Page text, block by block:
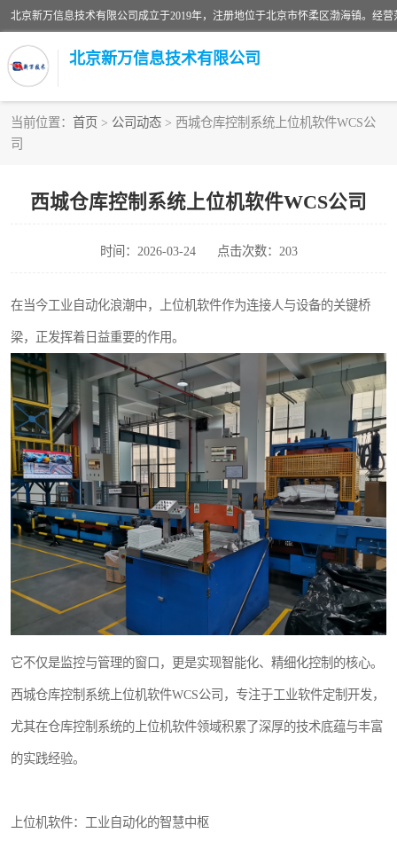
北京新万信息技术有限公司
当前位置： 首页 > 公司动态 > 西城仓库控制系统上位机软件WCS公
司
西城仓库控制系统上位机软件WCS公司
时间：2026-03-24 点击次数：203
在当今工业自动化浪潮中，上位机软件作为连接人与设备的关键桥
梁，正发挥着日益重要的作用。
它不仅是监控与管理的窗口，更是实现智能化、精细化控制的核心。
西城仓库控制系统上位机软件WCS公司，专注于工业软件定制开发，
尤其在仓库控制系统的上位机软件领域积累了深厚的技术底蕴与丰富
的实践经验。
上位机软件：工业自动化的智慧中枢
usb上位机控制程序
数据采集软件
物流立库控制上位机软件
PDA手持终端WinCE上位机软件
WMS和WCS二合一
串口上位机软件
运动控制上位机软件
物流线调度控制软件
PLC上位机软件
WCS仓储物流上位机软件